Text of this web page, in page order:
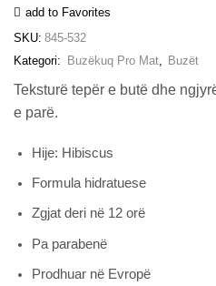
add to Favorites
SKU: 845-532
Kategori:
Buzëkuq Pro Mat, Buzët
Teksturë tepër e butë dhe
e parë.
Hije: Hibiscus
Formula hidratuese
Zgjat deri në 12 orë
Pa parabenë
Prodhuar në Evropë